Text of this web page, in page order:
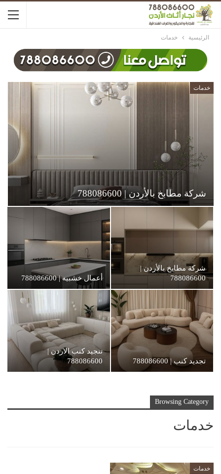
الرئيسية خدمات
خدمات
شركة مطابخ بالأردن | 788086600
شركة مطابخ بالأردن |
788086600
أعمال خشبيه | 788086600
تجديد كنب | 788086600
تنجيد كنب الاردن |
788086600
Browsing Category
خدمات
خدمات